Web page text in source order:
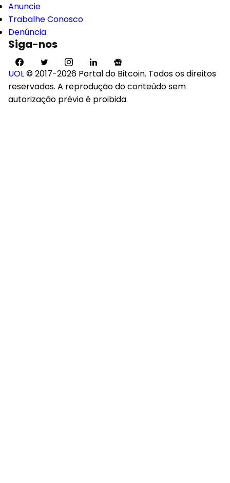
Anuncie
Trabalhe Conosco
Denúncia
Siga-nos
UOL© 2017-2026 Portal do Bitcoin. Todos os direitos
reservados. A reprodução do conteúdo sem
autorização prévia é proibida.